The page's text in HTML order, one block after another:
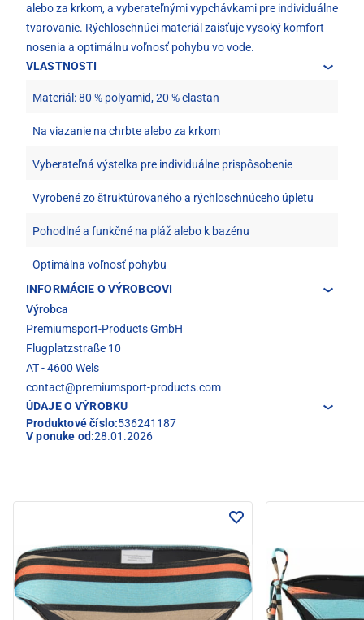
alebo za krkom, a vyberateľnými vypchávkami pre individuálne
tvarovanie. Rýchloschnúci materiál zaisťuje vysoký komfort
nosenia a optimálnu voľnosť pohybu vo vode.
VLASTNOSTI
Materiál: 80 % polyamid, 20 % elastan
Na viazanie na chrbte alebo za krkom
Vyberateľná výstelka pre individuálne prispôsobenie
Vyrobené zo štruktúrovaného a rýchloschnúceho úpletu
Pohodlné a funkčné na pláž alebo k bazénu
Optimálna voľnosť pohybu
INFORMÁCIE O VÝROBCOVI
Výrobca
Premiumsport-Products GmbH
Flugplatzstraße 10
AT - 4600 Wels
contact@premiumsport-products.com
ÚDAJE O VÝROBKU
Produktové číslo:536241187
V ponuke od:28.01.2026